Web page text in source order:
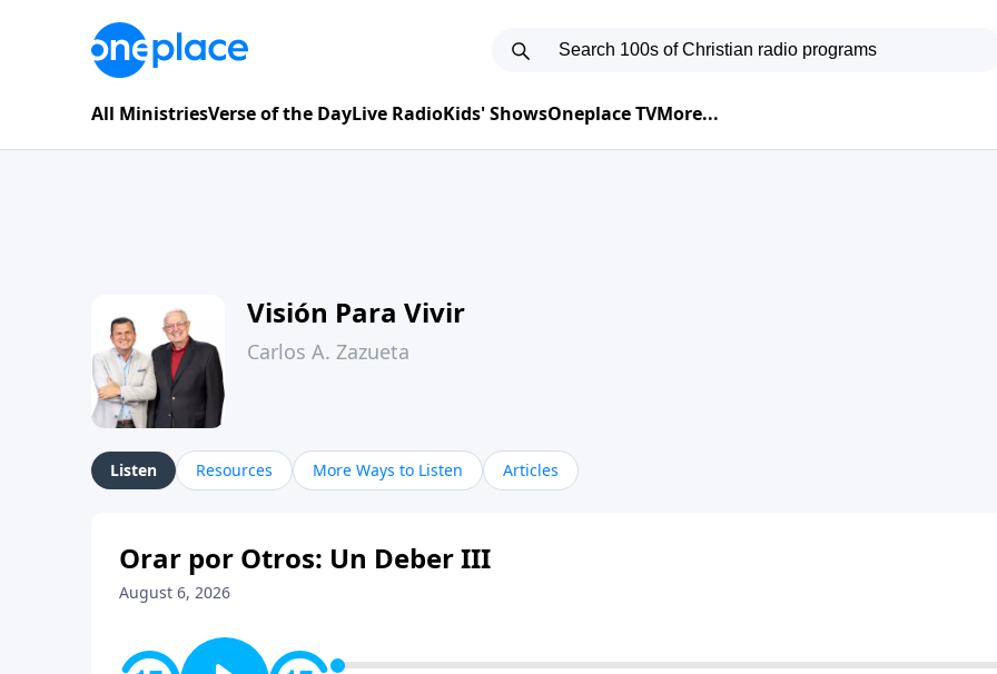
All MinistriesVerse of the DayLive RadioKids' ShowsOneplace TVMore...
Visión Para Vivir
Carlos A. Zazueta
Listen Resources More Ways to Listen Articles
Orar por Otros: Un Deber III
August 6, 2026